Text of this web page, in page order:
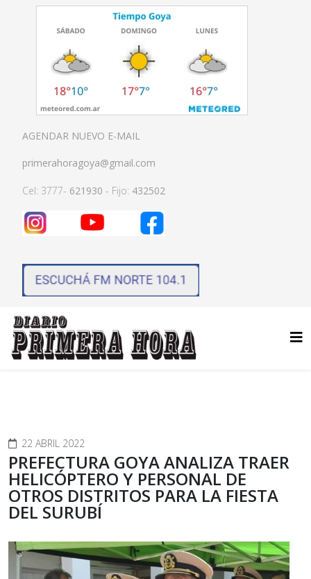
AGENDAR NUEVO E-MAIL
primerahoragoya@gmail.com
Cel: 3777- 621930 - Fijo: 432502
22 ABRIL 2022
PREFECTURA GOYA ANALIZA TRAER
HELICÓPTERO Y PERSONAL DE
OTROS DISTRITOS PARA LA FIESTA
DEL SURUBÍ